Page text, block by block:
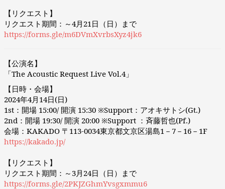
【リクエスト】
リクエスト期間：～4月21日（日）まで
https://forms.gle/m6DVmXvrbsXyz4jk6
【公演名】
「The Acoustic Request Live Vol.4」
【日時・会場】
2024年4月14日(日)
1st：開場 15:00/ 開演 15:30 ※Support：アオキサトシ(Gt.)
2nd：開場 19:30/ 開演 20:00 ※Support ：斉藤哲也(Pf.)
会場：KAKADO 〒113-0034東京都文京区湯島1－7－16－1F
https://kakado.jp/
【リクエスト】
リクエスト期間：～3月24日（日）まで
https://forms.gle/2PKJZGhmYvsgxmmu6